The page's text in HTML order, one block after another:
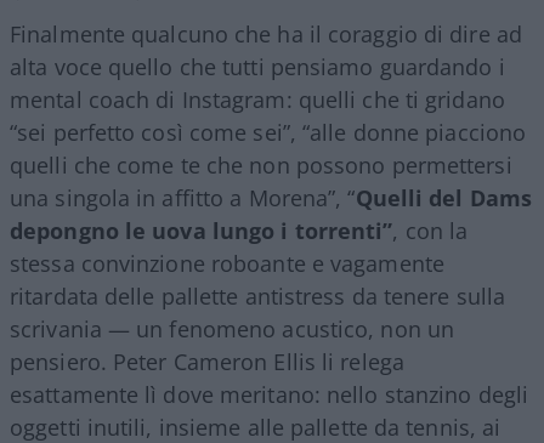
Finalmente qualcuno che ha il coraggio di dire ad
alta voce quello che tutti pensiamo guardando i
mental coach di Instagram: quelli che ti gridano
“sei perfetto così come sei”, “alle donne piacciono
quelli che come te che non possono permettersi
una singola in affitto a Morena”, “Quelli del Dams
depongno le uova lungo i torrenti”, con la
stessa convinzione roboante e vagamente
ritardata delle pallette antistress da tenere sulla
scrivania — un fenomeno acustico, non un
pensiero. Peter Cameron Ellis li relega
esattamente lì dove meritano: nello stanzino degli
oggetti inutili, insieme alle pallette da tennis, ai